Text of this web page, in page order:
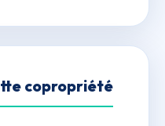
copropriété